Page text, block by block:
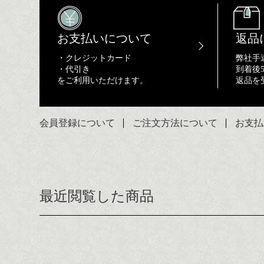
お支払いについて
・クレジットカード
・代引き
をご利用いただけます。
返品
弊社手
到着後
返品を
会員登録について ご注文方法について お支
最近閲覧した商品